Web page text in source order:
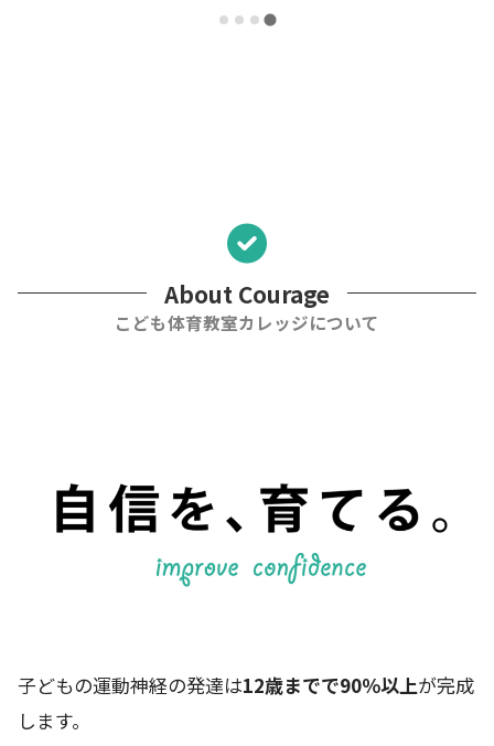
About Courage
こども体育教室カレッジについて
子どもの運動神経の発達は12歳までで90％以上が完成
します。